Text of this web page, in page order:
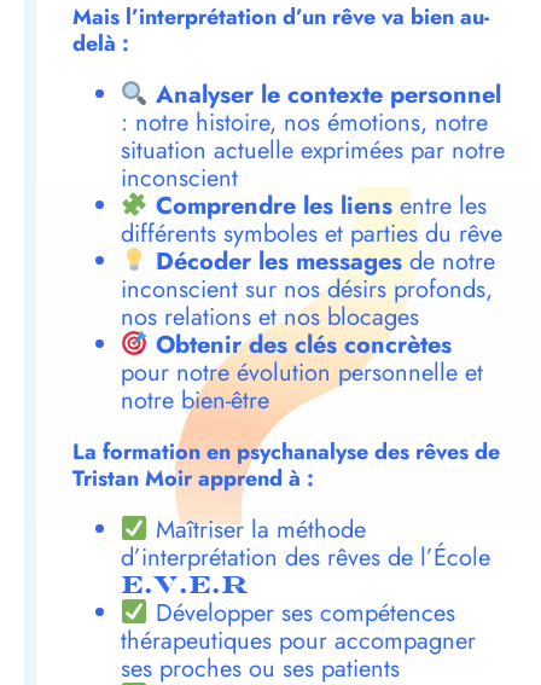
Mais l’interprétation d’un rêve va bien au-
delà :
Analyser le contexte personnel
: notre histoire, nos émotions, notre
situation actuelle exprimées par notre
inconscient
Comprendre les liensentre les
différents symboles et parties du rêve
Décoder les messagesde notre
inconscient sur nos désirs profonds,
nos relations et nos blocages
Obtenir des clés concrètes
pour notre évolution personnelle et
notre bien-être
La formation en psychanalyse des rêves de
Tristan Moir apprend à :
Maîtriser la méthode
d’interprétation des rêves de l’École
E.V.E.R
Développer ses compétences
thérapeutiques pour accompagner
ses proches ou ses patients